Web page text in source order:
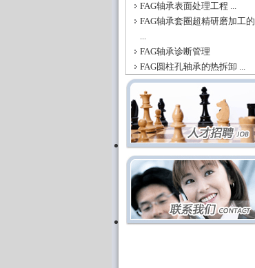
FAG轴承表面处理工程 ...
FAG轴承套圈超精研磨加工的
...
FAG轴承诊断管理
FAG圆柱孔轴承的热拆卸 ...